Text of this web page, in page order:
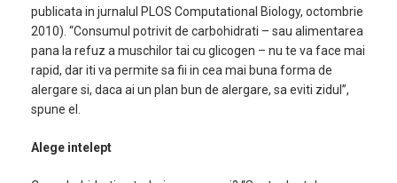
publicata in jurnalul PLOS Computational Biology, octombrie
2010). “Consumul potrivit de carbohidrati – sau alimentarea
pana la refuz a muschilor tai cu glicogen – nu te va face mai
rapid, dar iti va permite sa fii in cea mai buna forma de
alergare si, daca ai un plan bun de alergare, sa eviti zidul”,
spune el.
Alege intelept